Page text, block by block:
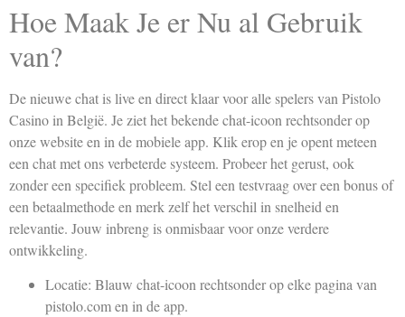
Hoe Maak Je er Nu al Gebruik
van?
De nieuwe chat is live en direct klaar voor alle spelers van Pistolo
Casino in België. Je ziet het bekende chat-icoon rechtsonder op
onze website en in de mobiele app. Klik erop en je opent meteen
een chat met ons verbeterde systeem. Probeer het gerust, ook
zonder een specifiek probleem. Stel een testvraag over een bonus of
een betaalmethode en merk zelf het verschil in snelheid en
relevantie. Jouw inbreng is onmisbaar voor onze verdere
ontwikkeling.
Locatie: Blauw chat-icoon rechtsonder op elke pagina van
pistolo.com en in de app.